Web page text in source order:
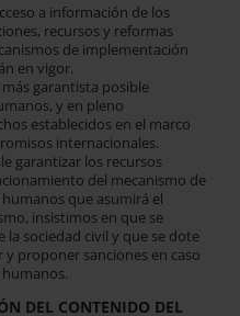
a información de los
recursos y reformas
de implementación
en vigor.
garantista posible
y en pleno
establecidos en el marco
internacionales.
garantizar los recursos
del mecanismo de
que asumirá el
insistimos en que se
la sociedad civil y que se dote
proponer sanciones en caso
DEL CONTENIDO DEL